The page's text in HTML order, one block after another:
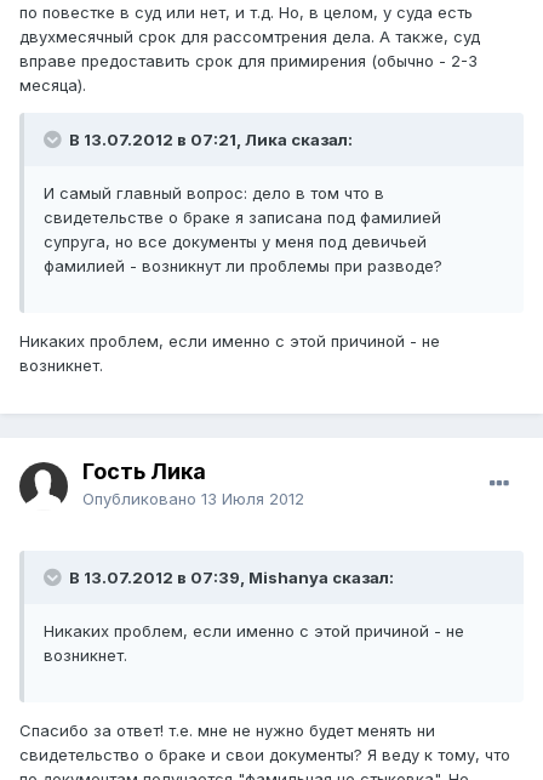
по повестке в суд или нет, и т.д. Но, в целом, у суда есть
двухмесячный срок для рассомтрения дела. А также, суд
вправе предоставить срок для примирения (обычно - 2-3
месяца).
В 13.07.2012 в 07:21, Лика сказал:
И самый главный вопрос: дело в том что в
свидетельстве о браке я записана под фамилией
супруга, но все документы у меня под девичьей
фамилией - возникнут ли проблемы при разводе?
Никаких проблем, если именно с этой причиной - не
возникнет.
Гость Лика
Опубликовано 13 Июля 2012
В 13.07.2012 в 07:39, Mishanya сказал:
Никаких проблем, если именно с этой причиной - не
возникнет.
Спасибо за ответ! т.е. мне не нужно будет менять ни
свидетельство о браке и свои документы? Я веду к тому, что